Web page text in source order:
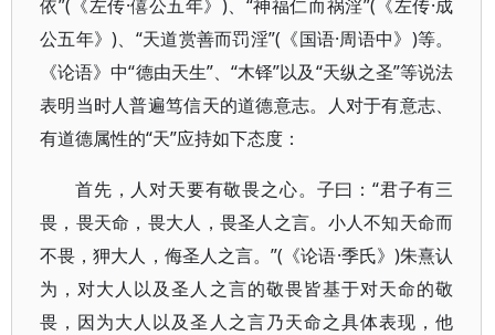
依”(《左传·僖公五年》)、“神福仁而祸淫”(《左传·成
公五年》)、“天道赏善而罚淫”(《国语·周语中》)等。
《论语》中“德由天生”、“木铎”以及“天纵之圣”等说法
表明当时人普遍笃信天的道德意志。人对于有意志、
有道德属性的“天”应持如下态度：
首先，人对天要有敬畏之心。子曰：“君子有三
畏，畏天命，畏大人，畏圣人之言。小人不知天命而
不畏，狎大人，侮圣人之言。”(《论语·季氏》)朱熹认
为，对大人以及圣人之言的敬畏皆基于对天命的敬
畏，因为大人以及圣人之言乃天命之具体表现，他